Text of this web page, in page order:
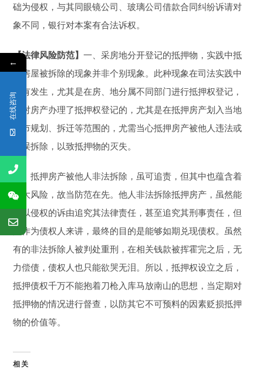
础为侵权，与其同眼镜公司、玻璃公司借款合同纠纷诉请对
象不同，银行对本案有合法诉权。
【法律风险防范】一、采房地分开登记的抵押物，实践中抵
押房屋被拆除的现象并非个别现象。此种现象在司法实践中
时有发生，尤其是在房、地分属不同部门进行抵押权登记，
仅对房产办理了抵押权登记的，尤其是在抵押房产划入当地
城市规划、拆迁等范围的，尤需当心抵押房产被他人违法或
错误拆除，以致抵押物的灭失。
二、抵押房产被他人非法拆除，虽可追责，但其中也蕴含着
重大风险，故当防范在先。他人非法拆除抵押房产，虽然能
够以侵权的诉由追究其法律责任，甚至追究其刑事责任，但
是作为债权人来讲，最终的目的是能够如期兑现债权。虽然
有的非法拆除人被判处重刑，在相关钱款被挥霍完之后，无
力偿债，债权人也只能欲哭无泪。所以，抵押权设立之后，
抵押债权千万不能抱着刀枪入库马放南山的思想，当定期对
抵押物的情况进行督查，以防其它不可预料的因素贬损抵押
物的价值等。
相关
←
在线咨询